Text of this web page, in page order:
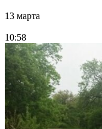
13 марта
10:58